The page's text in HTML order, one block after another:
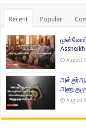
Recent Popular
August
August